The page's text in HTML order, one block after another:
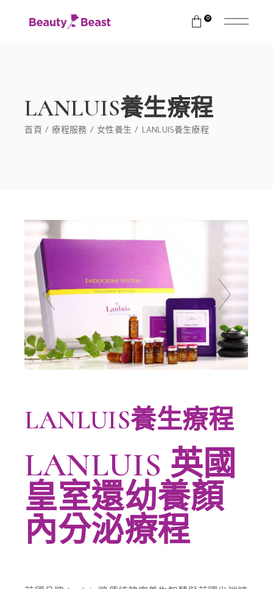
0
LANLUIS養生療程
首頁 療程服務 女性養生 LANLUIS養生療程
LANLUIS養生療程
LANLUIS 英國
皇室還幼養顏
內分泌療程